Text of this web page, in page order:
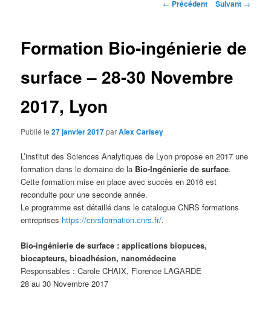
← Précédent Suivant →
Formation Bio-ingénierie de
surface – 28-30 Novembre
2017, Lyon
Publié le27 janvier 2017parAlex Carisey
L’institut des Sciences Analytiques de Lyon propose en 2017 une
formation dans le domaine de la Bio-Ingénierie de surface.
Cette formation mise en place avec succès en 2016 est
reconduite pour une seconde année.
Le programme est détaillé dans le catalogue CNRS formations
entreprises https://cnrsformation.cnrs.fr/.
Bio-ingénierie de surface : applications biopuces,
biocapteurs, bioadhésion, nanomédecine
Responsables : Carole CHAIX, Florence LAGARDE
28 au 30 Novembre 2017